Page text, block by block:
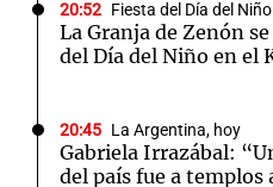
20:52 Fiesta del Día del
La Granja de Zenón
del Día del Niño en el
20:45 La Argentina, hoy
Gabriela Irrazábal:
del país fue a templos